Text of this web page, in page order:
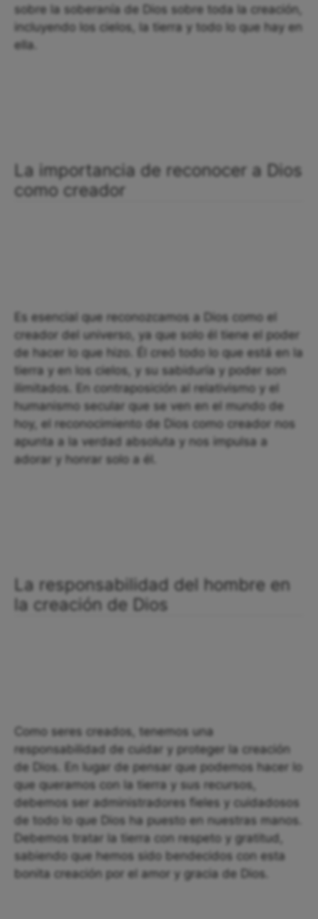
sobre la soberanía de Dios sobre toda la creación,
incluyendo los cielos, la tierra y todo lo que hay en
ella.
La importancia de reconocer a Dios
como creador
Es esencial que reconozcamos a Dios como el
creador del universo, ya que solo él tiene el poder
de hacer lo que hizo. Él creó todo lo que está en la
tierra y en los cielos, y su sabiduría y poder son
ilimitados. En contraposición al relativismo y el
humanismo secular que se ven en el mundo de
hoy, el reconocimiento de Dios como creador nos
apunta a la verdad absoluta y nos impulsa a
adorar y honrar solo a él.
La responsabilidad del hombre en
la creación de Dios
Como seres creados, tenemos una
responsabilidad de cuidar y proteger la creación
de Dios. En lugar de pensar que podemos hacer lo
que queramos con la tierra y sus recursos,
debemos ser administradores fieles y cuidadosos
de todo lo que Dios ha puesto en nuestras manos.
Debemos tratar la tierra con respeto y gratitud,
sabiendo que hemos sido bendecidos con esta
bonita creación por el amor y gracia de Dios.